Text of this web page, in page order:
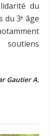
du
du 3è âge
Gautier A.